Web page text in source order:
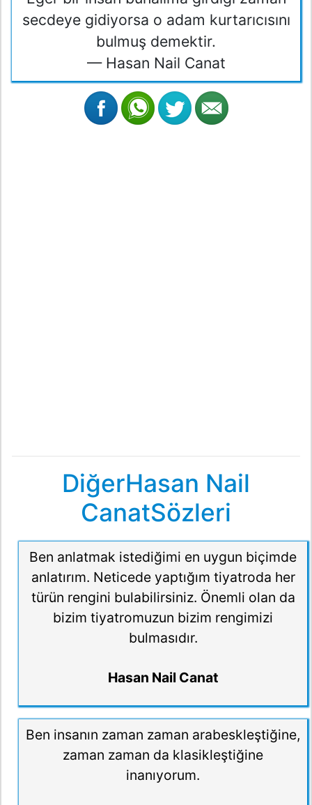
secdeye gidiyorsa o adam kurtarıcısını
bulmuş demektir.
— Hasan Nail Canat
DiğerHasan Nail
CanatSözleri
Ben anlatmak istediğimi en uygun biçimde
anlatırım. Neticede yaptığım tiyatroda her
türün rengini bulabilirsiniz. Önemli olan da
bizim tiyatromuzun bizim rengimizi
bulmasıdır.
Hasan Nail Canat
Ben insanın zaman zaman arabeskleştiğine,
zaman zaman da klasikleştiğine
inanıyorum.